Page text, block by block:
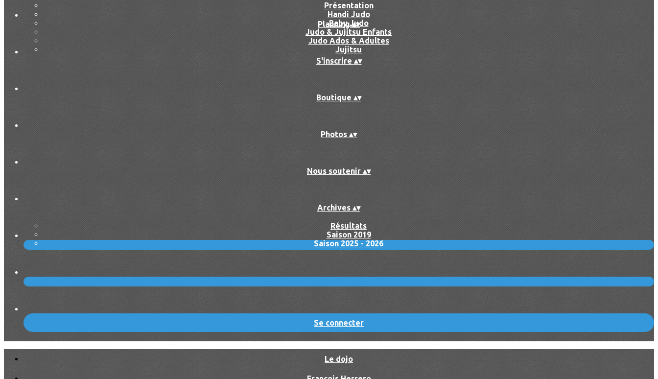
Présentation
Handi Judo
Baby Judo
Judo & Jujitsu Enfants
Judo Ados & Adultes
Jujitsu
Planning▴▾
S'inscrire ▴▾
Boutique ▴▾
Photos ▴▾
Nous soutenir ▴▾
Archives ▴▾
Résultats
Saison 2019
Saison 2025 - 2026
Se connecter
Le dojo